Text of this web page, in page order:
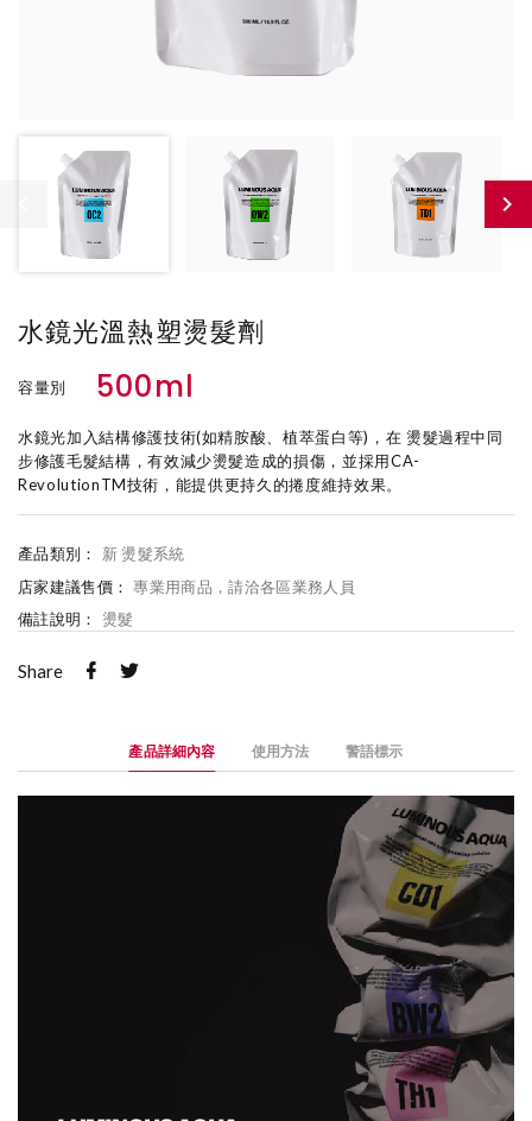
水鏡光溫熱塑燙髮劑
容量別 500ml
水鏡光加入結構修護技術(如精胺酸、植萃蛋白等)，在 燙髮過程中同
步修護毛髮結構，有效減少燙髮造成的損傷，並採用CA-
RevolutionTM技術，能提供更持久的捲度維持效果。
產品類別：
新 燙髮系統
店家建議售價： 專業用商品，請洽各區業務人員
備註說明：
燙髮
Share
產品詳細內容 使用方法 警語標示